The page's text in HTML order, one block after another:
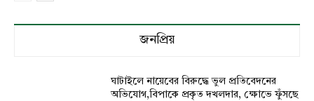
জনপ্রিয়
ঘাটাইলে নায়েবের বিরুদ্ধে ভুল প্রতিবেদনের
অভিযোগ,বিপাকে প্রকৃত দখলদার, ক্ষোভে ফুঁসছে